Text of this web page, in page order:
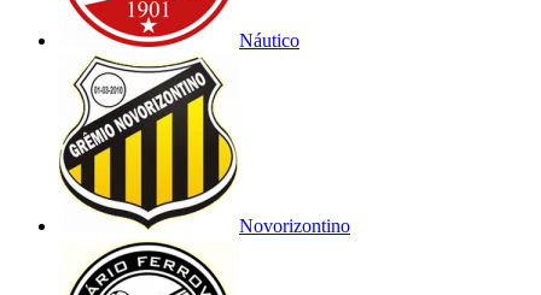
Náutico
Novorizontino